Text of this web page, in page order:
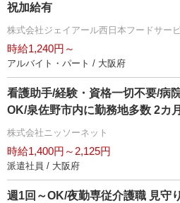
祝加給有
株式会社ジェイアール西日本フードサー
時給1,240円～
アルバイト・パート / 大阪府
看護助手/経験・資格一切不要/病
OK/泉佐野市内に勤務地多数 2カ
株式会社ニッソーネット
時給1,400円～2,125円
派遣社員 / 大阪府
週1回～OK/夜勤専従介護職 見守